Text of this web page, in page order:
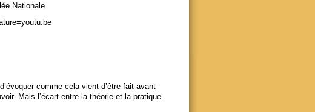
Nationale.
comme cela vient d’être fait avant
Mais l’écart entre la théorie et la pratique